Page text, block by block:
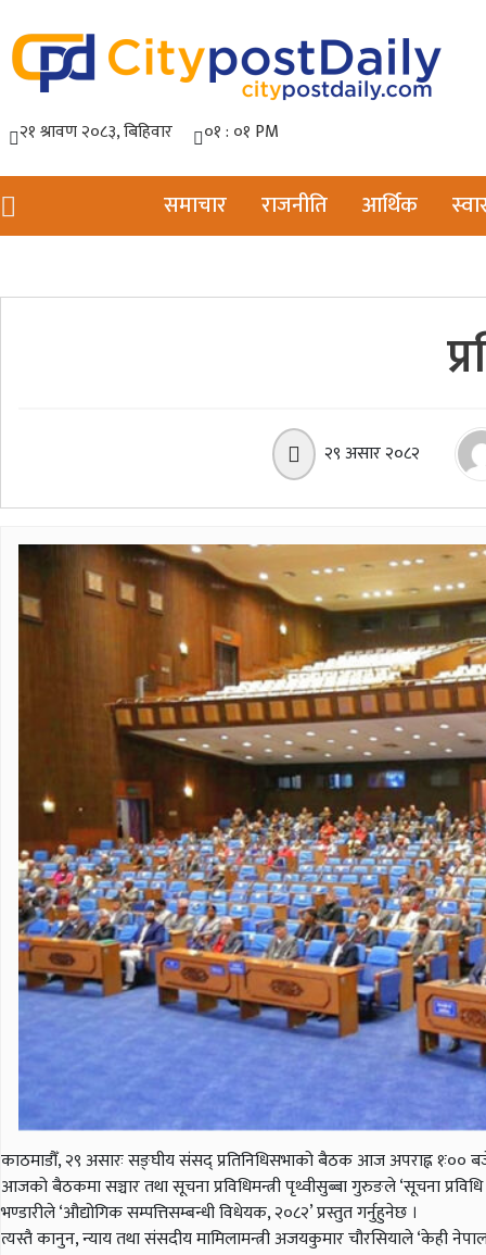
समाचार राजनीति आर्थिक
२९ असार २०८२
काठमाडौँ, २९ असारः सङ्घीय संसद् प्रतिनिधिसभाको बैठक आज अपराह्न
आजको बैठकमा सञ्चार तथा सूचना प्रविधिमन्त्री पृथ्वीसुब्बा गुरुङले ‘सूचना
भण्डारीले ‘औद्योगिक सम्पत्तिसम्बन्धी विधेयक, २०८२’ प्रस्तुत गर्नुहुनेछ ।
त्यस्तै कानुन, न्याय तथा संसदीय मामिलामन्त्री अजयकुमार चौरसियाले ‘केही